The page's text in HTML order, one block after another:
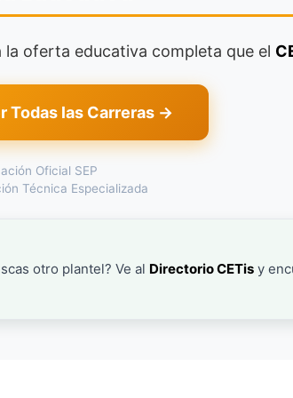
la oferta educativa completa que el
Todas las Carreras →
Oficial SEP
Técnica Especializada
otro plantel? Ve al Directorio CETis y